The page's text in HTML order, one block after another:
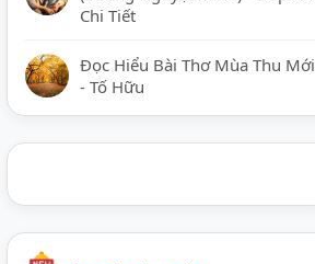
Chi Tiết
Đọc Hiểu Bài Thơ Mùa Thu Mới
- Tố Hữu